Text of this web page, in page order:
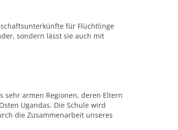
für Flüchtlinge
sondern lässt sie auch mit
armen Regionen, deren Eltern
Ugandas. Die Schule wird
die Zusammenarbeit unseres